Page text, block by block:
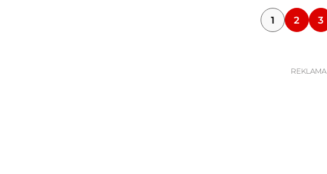
1 2 3
REKLAMA